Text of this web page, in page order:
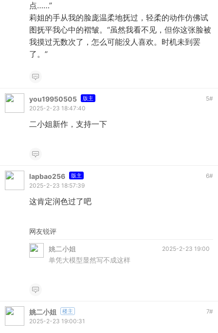
点……”
莉姐的手从我的脸庞温柔地抚过，轻柔的动作仿佛试
图抚平我心中的褶皱。“虽然我看不见，但你这张脸被
我摸过无数次了，怎么可能没人喜欢。时机未到罢
了。”
you19950505 版主 5#
2025-2-23 18:47:40
二小姐新作，支持一下
lapbao256 版主 6#
2025-2-23 18:57:39
这肯定润色过了吧
网友锐评
2025-2-23 19:00
姚二小姐
单凭大模型显然写不成这样
姚二小姐 楼主 7#
2025-2-23 19:00:31